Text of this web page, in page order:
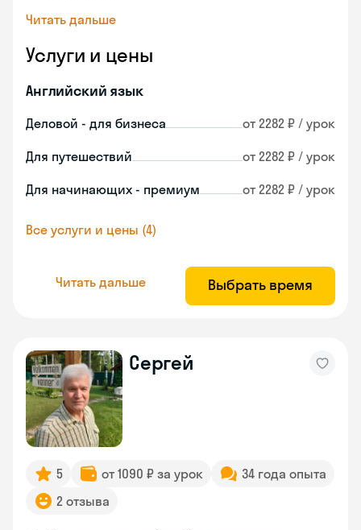
Читать дальше
Услуги и цены
Английский язык
Деловой - для бизнеса от 2282 ₽ / урок
Для путешествий от 2282 ₽ / урок
Для начинающих - премиум от 2282 ₽ / урок
Все услуги и цены (4)
Читать дальше Выбрать время
Сергей
5 от 1090 ₽ за урок
34 года опыта
2 отзыва